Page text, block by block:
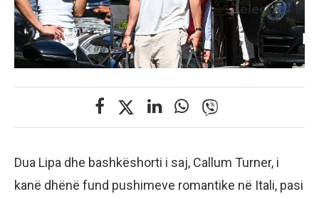
Dua Lipa dhe bashkëshorti i saj, Callum Turner, i
kanë dhënë fund pushimeve romantike në Itali, pasi